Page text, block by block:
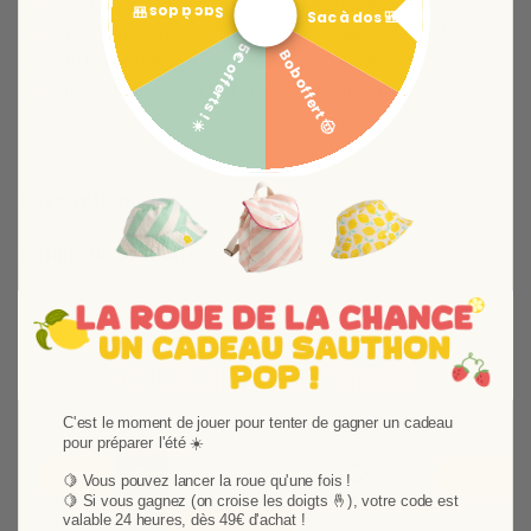
Garantie 2 ans et jusqu'à 4 ans pour nos lits bébé
Expédition en 48h00 et livraison selon stock disponible
Satisfait ou remboursé 14 jours pour changer d'avis
Paiement sécurisé et paiement 3x sans frais disponible
Détails du produit
Vous aimerez aussi
-60%
Sac à dos 🎒
Bob offert 🤠
5€ offerts ! ☀️
Sac à dos 🎒
C'est le moment de jouer pour tenter de gagner un cadeau
pour préparer l'été ☀️
🍋 Vous pouvez lancer la roue qu'une fois !
🍋 Si vous gagnez (on croise les doigts 🤞), votre code est
valable 24 heures, dès 49€ d'achat !